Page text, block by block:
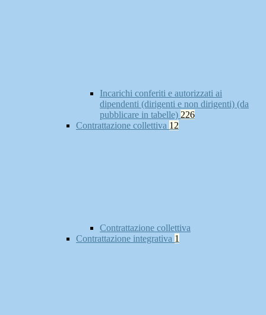
Incarichi conferiti e autorizzati ai
dipendenti (dirigenti e non dirigenti) (da
pubblicare in tabelle) 226
Contrattazione collettiva 12
Contrattazione collettiva
Contrattazione integrativa 1